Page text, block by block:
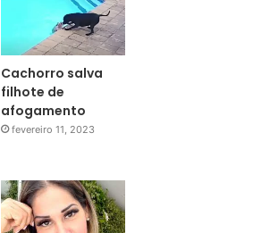
Cachorro salva
filhote de
afogamento
fevereiro 11, 2023